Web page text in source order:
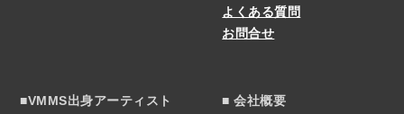
よくある質問
お問合せ
■VMMS出身アーティスト ■ 会社概要